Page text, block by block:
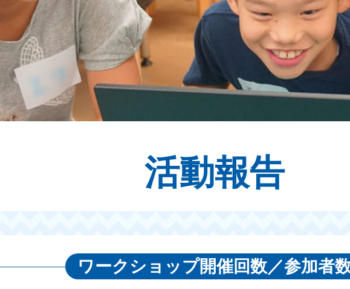
活動報告
ワークショップ開催回数／参加者